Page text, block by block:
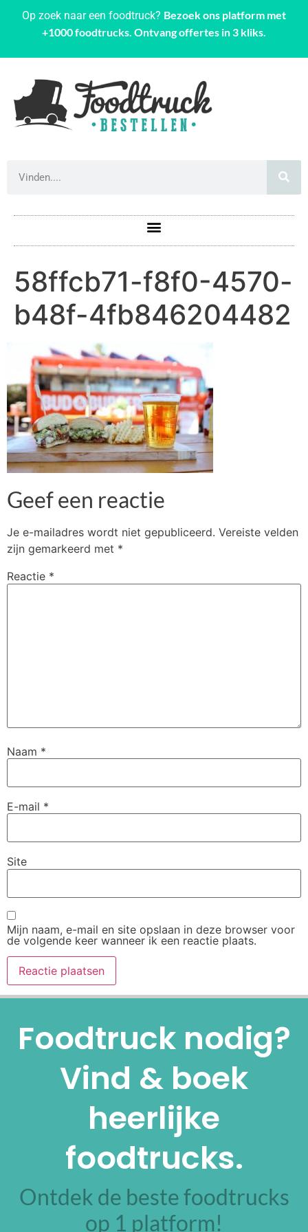
Op zoek naar een foodtruck? Bezoek ons platform met
+1000 foodtrucks. Ontvang offertes in 3 kliks.
58ffcb71-f8f0-4570-
b48f-4fb846204482
Geef een reactie
Je e-mailadres wordt niet gepubliceerd. Vereiste velden
zijn gemarkeerd met *
Reactie *
Naam *
E-mail *
Site
Mijn naam, e-mail en site opslaan in deze browser voor
de volgende keer wanneer ik een reactie plaats.
Foodtruck nodig?
Vind & boek
heerlijke
foodtrucks.
Ontdek de beste foodtrucks
op 1 platform!